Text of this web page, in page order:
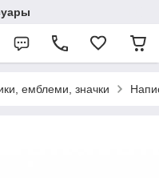
емблеми, значки